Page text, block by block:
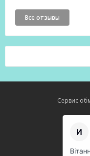
Все отзывы
Сервис